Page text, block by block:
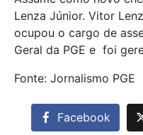
Lenza Júnior. Vitor
ocupou o cargo de
Geral da PGE e foi
Fonte: Jornalismo PGE
Facebook